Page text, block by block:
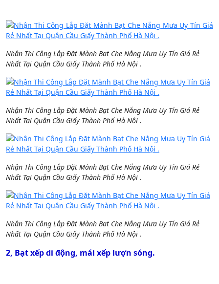
Nhận Thi Công Lắp Đặt Mành Bạt Che Nắng Mưa Uy Tín Giá Rẻ
Nhất Tại Quận Cầu Giấy Thành Phố Hà Nội .
Nhận Thi Công Lắp Đặt Mành Bạt Che Nắng Mưa Uy Tín Giá Rẻ
Nhất Tại Quận Cầu Giấy Thành Phố Hà Nội .
Nhận Thi Công Lắp Đặt Mành Bạt Che Nắng Mưa Uy Tín Giá Rẻ
Nhất Tại Quận Cầu Giấy Thành Phố Hà Nội .
Nhận Thi Công Lắp Đặt Mành Bạt Che Nắng Mưa Uy Tín Giá Rẻ
Nhất Tại Quận Cầu Giấy Thành Phố Hà Nội .
2, Bạt xếp di động, mái xếp lượn sóng.